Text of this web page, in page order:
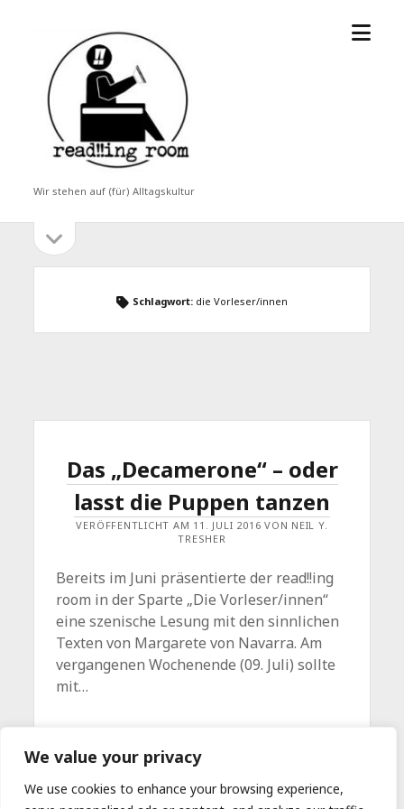
We value your privacy
We use cookies to enhance your browsing experience,
read!!ing
room
Wir stehen auf (für) Alltagskultur
Menü
Seitenleiste
öffnen
Schlagwort: die Vorleser/innen
Das „Decamerone“ – oder
lasst die Puppen tanzen
VERÖFFENTLICHT AM 11. JULI 2016 VON NEIL Y.
TRESHER
Bereits im Juni präsentierte der read!!ing
room in der Sparte „Die Vorleser/innen“
eine szenische Lesung mit den sinnlichen
Texten von Margarete von Navarra. Am
vergangenen Wochenende (09. Juli) sollte
mit…
„DECAMERONE“
ODER
LASST